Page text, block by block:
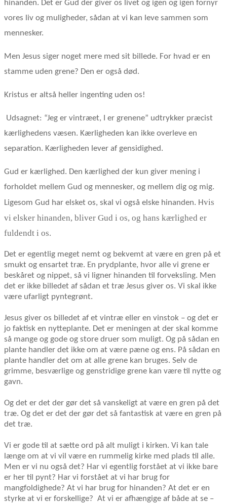
hinanden. Det er Gud der giver os livet og igen og igen fornyr
vores liv og muligheder, sådan at vi kan leve sammen som
mennesker.
Men Jesus siger noget mere med sit billede. For hvad er en
stamme uden grene? Den er også død.
Kristus er altså heller ingenting uden os!
Udsagnet: “Jeg er vintræet, I er grenene” udtrykker præcist
kærlighedens væsen. Kærligheden kan ikke overleve en
separation. Kærligheden lever af gensidighed.
Gud er kærlighed. Den kærlighed der kun giver mening i
forholdet mellem Gud og mennesker, og mellem dig og mig.
Ligesom Gud har elsket os, skal vi også elske hinanden. Hvis
vi elsker hinanden, bliver Gud i os, og hans kærlighed er
fuldendt i os.
Det er egentlig meget nemt og bekvemt at være en gren på et
smukt og ensartet træ. En prydplante, hvor alle vi grene er
beskåret og nippet, så vi ligner hinanden til forveksling. Men
det er ikke billedet af sådan et træ Jesus giver os. Vi skal ikke
være ufarligt pyntegrønt.
Jesus giver os billedet af et vintræ eller en vinstok – og det er
jo faktisk en nytteplante. Det er meningen at der skal komme
så mange og gode og store druer som muligt. Og på sådan en
plante handler det ikke om at være pæne og ens. På sådan en
plante handler det om at alle grene kan bruges. Selv de
grimme, besværlige og genstridige grene kan være til nytte og
gavn.
Og det er det der gør det så vanskeligt at være en gren på det
træ. Og det er det der gør det så fantastisk at være en gren på
det træ.
Vi er gode til at sætte ord på alt muligt i kirken. Vi kan tale
længe om at vi vil være en rummelig kirke med plads til alle.
Men er vi nu også det? Har vi egentlig forstået at vi ikke bare
er her til pynt? Har vi forstået at vi har brug for
mangfoldighede? At vi har brug for hinanden? At det er en
styrke at vi er forskellige? At vi er afhængige af både at se –